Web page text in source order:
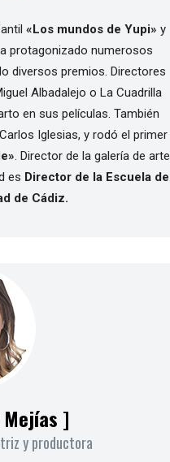
«Los mundos de Yupi» y
protagonizado numerosos
diversos premios. Directores
Albadalejo o La Cuadrilla
en sus películas. También
Iglesias, y rodó el primer
. Director de la galería de arte
es Director de la Escuela de
de Cádiz.
]
y productora